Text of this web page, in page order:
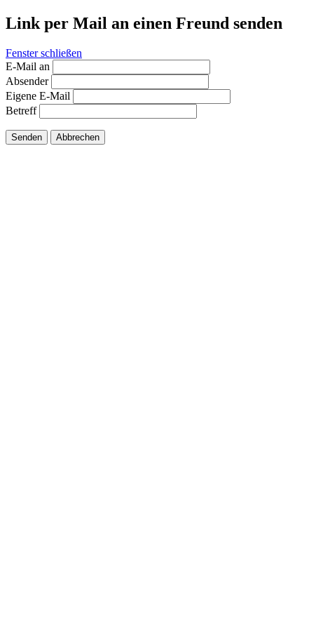
Link per Mail an einen Freund senden
Fenster schließen
E-Mail an
Absender
Eigene E-Mail
Betreff
Senden Abbrechen